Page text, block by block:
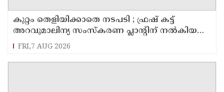
കുറ്റം തെളിയിക്കാതെ നടപടി ; ഫ്രഷ് കട്ട്
അറവുമാലിന്യ സംസ്‌കരണ പ്ലാന്റിന് നല്‍കിയ
സ്റ്റോപ്പ് മെമ്മോയില്‍ ഗുരുതര വീഴ്ചയെന്ന്
ഹൈക്കോടതി
FRI,7 AUG 2026